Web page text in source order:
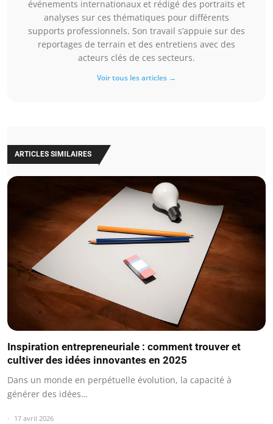
événements internationaux et rédigé des portraits et
analyses sur ces thématiques pour différents
supports professionnels. Son travail s’appuie sur des
reportages de terrain et des entretiens avec des
acteurs clés de ces secteurs.
Voir tous les articles →
ARTICLES SIMILAIRES
Inspiration entrepreneuriale : comment trouver et
cultiver des idées innovantes en 2025
Dans un monde en perpétuelle évolution, la capacité à
générer des idées…
17 avril 2026